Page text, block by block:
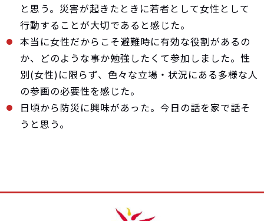
と思う。災害が起きたときに若者として女性として
行動することが大切であると感じた。
本当に女性だからこそ避難時に有効な役割があるの
か、どのような事か勉強したくて参加しました。性
別(女性)に限らず、色々な立場・状況にある多様な人
の参画の必要性を感じた。
日頃から防災に興味があった。今日の話を家で話そ
うと思う。